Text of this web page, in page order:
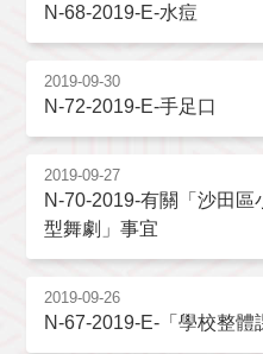
N-68-2019-E-水痘
2019-09-30
N-72-2019-E-手足口
2019-09-27
N-70-2019-有關「沙田
型舞劇」事宜
2019-09-26
N-67-2019-E-「學校整